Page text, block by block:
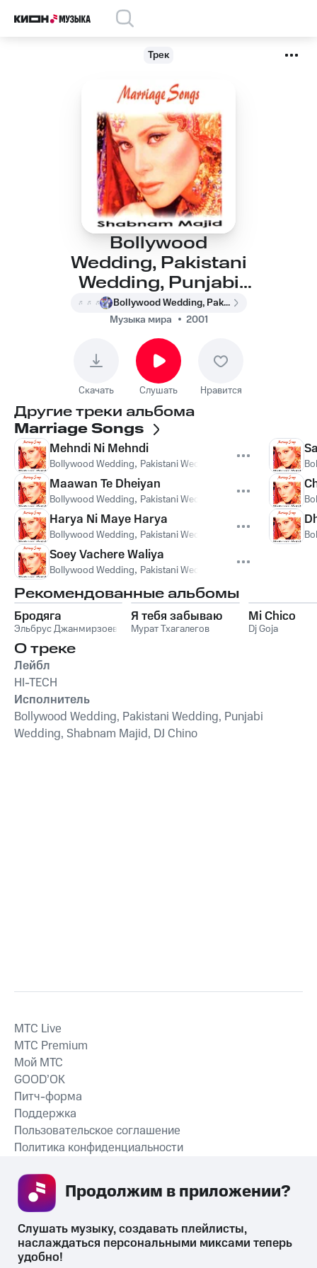
Трек
Bollywood
Wedding, Pakistani
Wedding, Punjabi
Wedding, Shabnam
Majid, DJ Chino -
Mehndi Ni Mehndi
Bollywood Wedding, Pakistani Wedding, Punjabi Wedding, Shabnam Majid, DJ Chino
Музыка мира
2001
Скачать Слушать Нравится
Другие треки альбома
Marriage Songs
Mehndi Ni Mehndi
Bollywood Wedding, Pakistani Wedding Punjabi Wedding,
Maawan Te Dheiyan
Bollywood Wedding, Pakistani Wedding Punjabi Wedding,
Harya Ni Maye Harya
Bollywood Wedding, Pakistani Wedding Punjabi Wedding,
Soey Vachere Waliya
Bollywood Wedding, Pakistani Wedding
Рекомендованные альбомы
Бродяга
Эльбрус Джанмирзоев
Я тебя забываю
Мурат Тхагалегов
Mi Chico
Dj Goja
О треке
Лейбл
HI-TECH
Исполнитель
Bollywood Wedding, Pakistani Wedding, Punjabi
Wedding, Shabnam Majid, DJ Chino
СКАЧАТЬ ПРИЛОЖЕНИЕ
MTС Live
MTС Premium
Мой МТС
GOOD’OK
Питч-форма
Поддержка
Пользовательское соглашение
Политика конфиденциальности
Слушать музыку, создавать плейлисты,
наслаждаться персональными миксами теперь
удобно!